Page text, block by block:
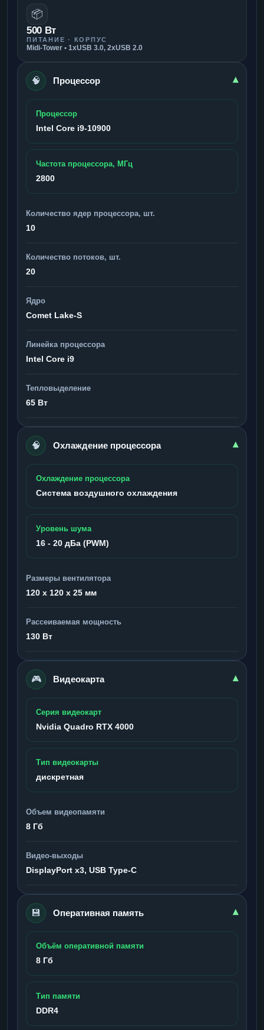
📦
500 Вт
ПИТАНИЕ · КОРПУС
Midi-Tower • 1xUSB 3.0, 2xUSB 2.0
🧠 Процессор ▾
Процессор
Intel Core i9-10900
Частота процессора, МГц
2800
Количество ядер процессора, шт.
10
Количество потоков, шт.
20
Ядро
Comet Lake-S
Линейка процессора
Intel Core i9
Тепловыделение
65 Вт
🧠 Охлаждение процессора ▾
Охлаждение процессора
Система воздушного охлаждения
Уровень шума
16 - 20 дБа (PWM)
Размеры вентилятора
120 x 120 x 25 мм
Рассеиваемая мощность
130 Вт
🎮 Видеокарта ▾
Серия видеокарт
Nvidia Quadro RTX 4000
Тип видеокарты
дискретная
Объем видеопамяти
8 Гб
Видео-выходы
DisplayPort x3, USB Type-C
💾 Оперативная память ▾
Объём оперативной памяти
8 Гб
Тип памяти
DDR4